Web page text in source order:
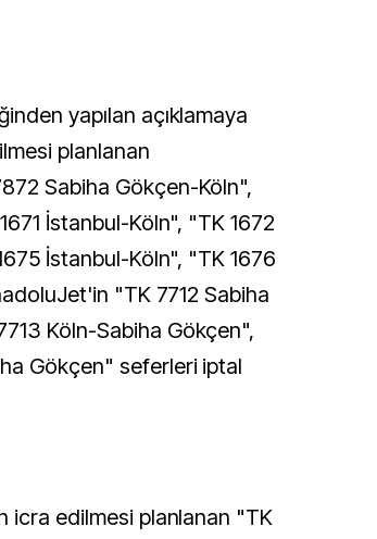
yapılan açıklamaya
planlanan
Sabiha Gökçen-Köln",
İstanbul-Köln", "TK 1672
İstanbul-Köln", "TK 1676
"TK 7712 Sabiha
Köln-Sabiha Gökçen",
Gökçen" seferleri iptal
icra edilmesi planlanan "TK